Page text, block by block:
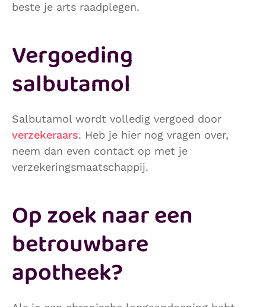
beste je arts raadplegen.
Vergoeding
salbutamol
Salbutamol wordt volledig vergoed door
verzekeraars. Heb je hier nog vragen over,
neem dan even contact op met je
verzekeringsmaatschappij.
Op zoek naar een
betrouwbare
apotheek?